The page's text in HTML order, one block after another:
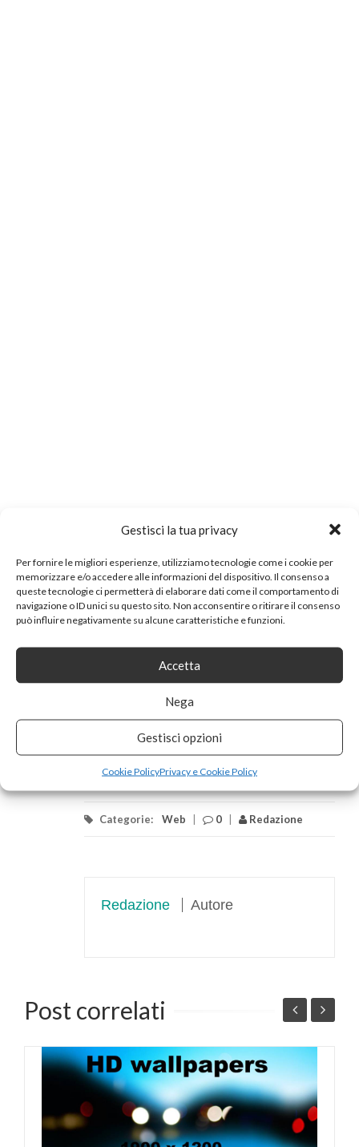
Gestisci la tua privacy
Per fornire le migliori esperienze, utilizziamo tecnologie come i cookie per
memorizzare e/o accedere alle informazioni del dispositivo. Il consenso a
queste tecnologie ci permetterà di elaborare dati come il comportamento di
navigazione o ID unici su questo sito. Non acconsentire o ritirare il consenso
può influire negativamente su alcune caratteristiche e funzioni.
Accetta
Nega
Gestisci opzioni
Cookie PolicyPrivacy e Cookie Policy
Categorie: Web 0 Redazione
Redazione Autore
Post correlati